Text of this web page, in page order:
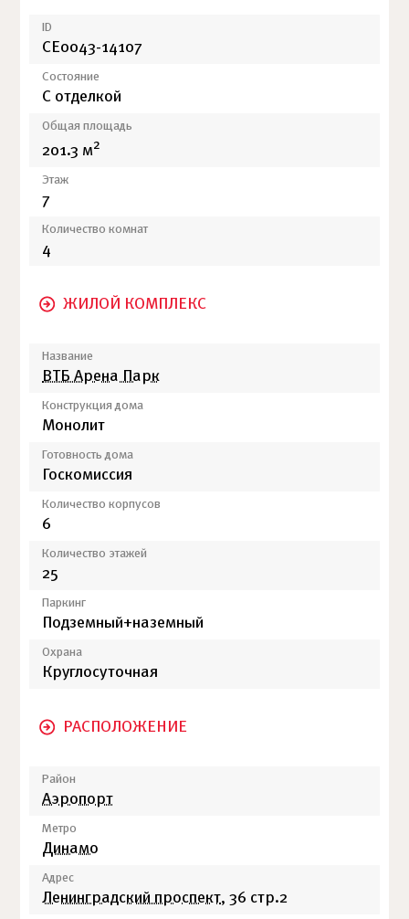
ID
СЕ0043-14107
Состояние
С отделкой
Общая площадь
201.3 м2
Этаж
7
Количество комнат
4
ЖИЛОЙ КОМПЛЕКС
Название
ВТБ Арена Парк
Конструкция дома
Монолит
Готовность дома
Госкомиссия
Количество корпусов
6
Количество этажей
25
Паркинг
Подземный+наземный
Охрана
Круглосуточная
РАСПОЛОЖЕНИЕ
Район
Аэропорт
Метро
Динамо
Адрес
Ленинградский проспект, 36 стр.2